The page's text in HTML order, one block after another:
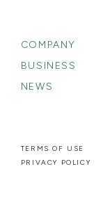
COMPANY
BUSINESS
NEWS
TERMS OF USE
PRIVACY POLICY